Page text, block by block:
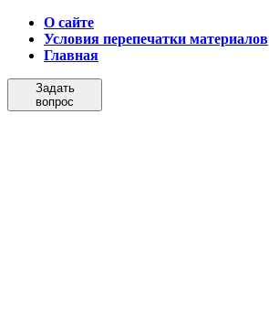
О сайте
Условия перепечатки материалов
Главная
Задать
вопрос